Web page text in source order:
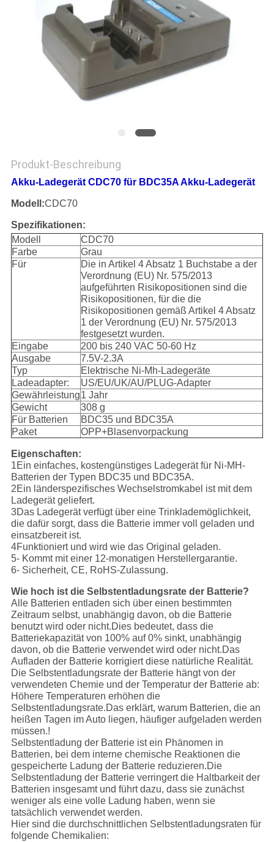
ZITAT
SITEMAP
Produkt-Beschreibung
Akku-Ladegerät CDC70 für BDC35A Akku-Ladegerät
Modell:CDC70
Spezifikationen:
Modell
CDC70
Farbe
Grau
Für
Die in Artikel 4 Absatz 1 Buchstabe a der
Verordnung (EU) Nr. 575/2013
aufgeführten Risikopositionen sind die
Risikopositionen, für die die
Risikopositionen gemäß Artikel 4 Absatz
1 der Verordnung (EU) Nr. 575/2013
festgesetzt wurden.
Eingabe
200 bis 240 VAC 50-60 Hz
Ausgabe
7.5V-2.3A
Typ
Elektrische Ni-Mh-Ladegeräte
Ladeadapter:
US/EU/UK/AU/PLUG-Adapter
Gewährleistung1 Jahr
Gewicht
308 g
Für Batterien
BDC35 und BDC35A
Paket
OPP+Blasenvorpackung
Eigenschaften:
1Ein einfaches, kostengünstiges Ladegerät für Ni-MH-
Batterien der Typen BDC35 und BDC35A.
2Ein länderspezifisches Wechselstromkabel ist mit dem
Ladegerät geliefert.
3Das Ladegerät verfügt über eine Trinklademöglichkeit,
die dafür sorgt, dass die Batterie immer voll geladen und
einsatzbereit ist.
4Funktioniert und wird wie das Original geladen.
5- Kommt mit einer 12-monatigen Herstellergarantie.
6- Sicherheit, CE, RoHS-Zulassung.
Wie hoch ist die Selbstentladungsrate der Batterie?
Alle Batterien entladen sich über einen bestimmten
Zeitraum selbst, unabhängig davon, ob die Batterie
benutzt wird oder nicht.Dies bedeutet, dass die
Batteriekapazität von 100% auf 0% sinkt, unabhängig
davon, ob die Batterie verwendet wird oder nicht.Das
Aufladen der Batterie korrigiert diese natürliche Realität.
Die Selbstentladungsrate der Batterie hängt von der
verwendeten Chemie und der Temperatur der Batterie ab:
Höhere Temperaturen erhöhen die
Selbstentladungsrate.Das erklärt, warum Batterien, die an
heißen Tagen im Auto liegen, häufiger aufgeladen werden
müssen.!
Selbstentladung der Batterie ist ein Phänomen in
Batterien, bei dem interne chemische Reaktionen die
gespeicherte Ladung der Batterie reduzieren.Die
Selbstentladung der Batterie verringert die Haltbarkeit der
Batterien insgesamt und führt dazu, dass sie zunächst
weniger als eine volle Ladung haben, wenn sie
tatsächlich verwendet werden.
Hier sind die durchschnittlichen Selbstentladungsraten für
folgende Chemikalien: